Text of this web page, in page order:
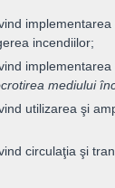
incendiilor;
mediului
utilizarea şi
circulaţia şi